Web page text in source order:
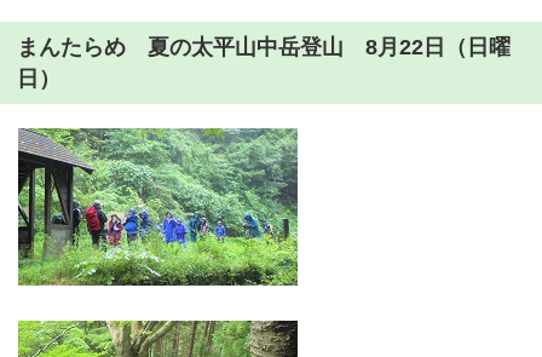
まんたらめ 夏の太平山中岳登山 8月22日（日曜
日）